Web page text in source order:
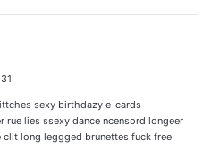
sexy birthdazy e-cards
rue lies ssexy dance ncensord longeer
clit long leggged brunettes fuck free